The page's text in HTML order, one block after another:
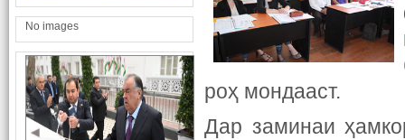
No images
роҳ мондааст.
Дар заминаи